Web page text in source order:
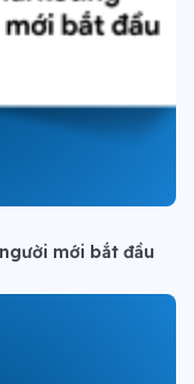
mới bắt đầu